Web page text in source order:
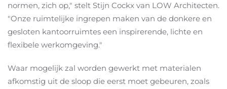
normen, zich op," stelt Stijn Cockx van LOW Architecten.
"Onze ruimtelijke ingrepen maken van de donkere en
gesloten kantoorruimtes een inspirerende, lichte en
flexibele werkomgeving."
Waar mogelijk zal worden gewerkt met materialen
afkomstig uit de sloop die eerst moet gebeuren, zoals